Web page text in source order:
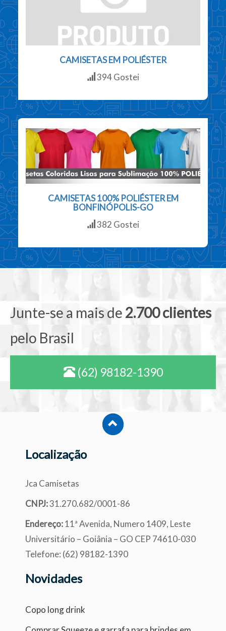
CAMISETAS EM POLIÉSTER
394 Gostei
CAMISETAS 100% POLIÉSTER EM
BONFINÓPOLIS-GO
382 Gostei
Junte-se a mais de 2.700 clientes
pelo Brasil
(62) 98182-1390
Localização
Jca Camisetas
CNPJ:31.270.682/0001-86
Endereço:11ª Avenida, Numero 1409, Leste
Universitário – Goiânia – GO CEP 74610-030
Telefone: (62) 98182-1390
Novidades
Copo long drink